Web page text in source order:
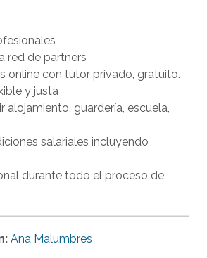
red de partners
online con tutor privado, gratuito.
y justa
alojamiento, guardería, escuela,
salariales incluyendo
durante todo el proceso de
Ana Malumbres